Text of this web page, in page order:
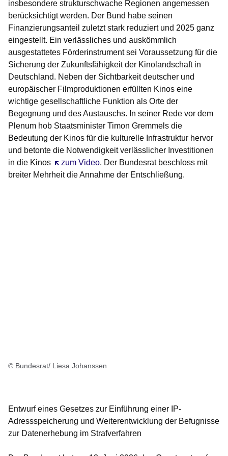
insbesondere strukturschwache Regionen angemessen
berücksichtigt werden. Der Bund habe seinen
Finanzierungsanteil zuletzt stark reduziert und 2025 ganz
eingestellt. Ein verlässliches und auskömmlich
ausgestattetes Förderinstrument sei Voraussetzung für die
Sicherung der Zukunftsfähigkeit der Kinolandschaft in
Deutschland. Neben der Sichtbarkeit deutscher und
europäischer Filmproduktionen erfüllten Kinos eine
wichtige gesellschaftliche Funktion als Orte der
Begegnung und des Austauschs. In seiner Rede vor dem
Plenum hob Staatsminister Timon Gremmels die
Bedeutung der Kinos für die kulturelle Infrastruktur hervor
und betonte die Notwendigkeit verlässlicher Investitionen
in die Kinos
zum Video
Öffnet sich in einem neuen Fenster
. Der Bundesrat beschloss mit
breiter Mehrheit die Annahme der Entschließung.
© Bundesrat/ Liesa Johanssen
Entwurf eines Gesetzes zur Einführung einer IP-
Adressspeicherung und Weiterentwicklung der Befugnisse
zur Datenerhebung im Strafverfahren